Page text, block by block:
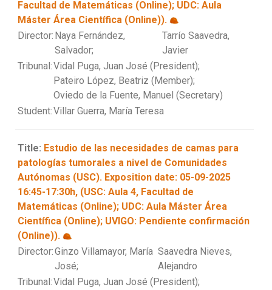
Facultad de Matemáticas (Online); UDC: Aula
Máster Área Científica (Online)).
Director: Naya Fernández,
Salvador;
Tarrío Saavedra,
Javier
Tribunal:Vidal Puga, Juan José (President);
Pateiro López, Beatriz (Member);
Oviedo de la Fuente, Manuel (Secretary)
Student:Villar Guerra, María Teresa
Title: Estudio de las necesidades de camas para
patologías tumorales a nivel de Comunidades
Autónomas (USC). Exposition date: 05-09-2025
16:45-17:30h, (USC: Aula 4, Facultad de
Matemáticas (Online); UDC: Aula Máster Área
Científica (Online); UVIGO: Pendiente confirmación
(Online)).
Director:Ginzo Villamayor, María
José;
Saavedra Nieves,
Alejandro
Tribunal:Vidal Puga, Juan José (President);